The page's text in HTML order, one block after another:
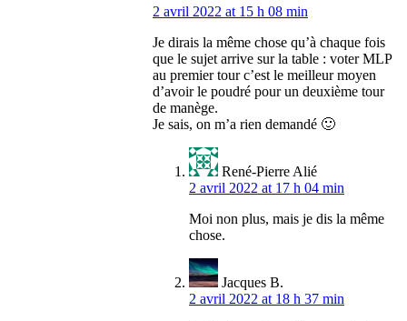
2 avril 2022 at 15 h 08 min
Je dirais la même chose qu’à chaque fois
que le sujet arrive sur la table : voter MLP
au premier tour c’est le meilleur moyen
d’avoir le poudré pour un deuxième tour
de manège.
Je sais, on m’a rien demandé 🙂
René-Pierre Alié
2 avril 2022 at 17 h 04 min
Moi non plus, mais je dis la même
chose.
Jacques B.
2 avril 2022 at 18 h 37 min